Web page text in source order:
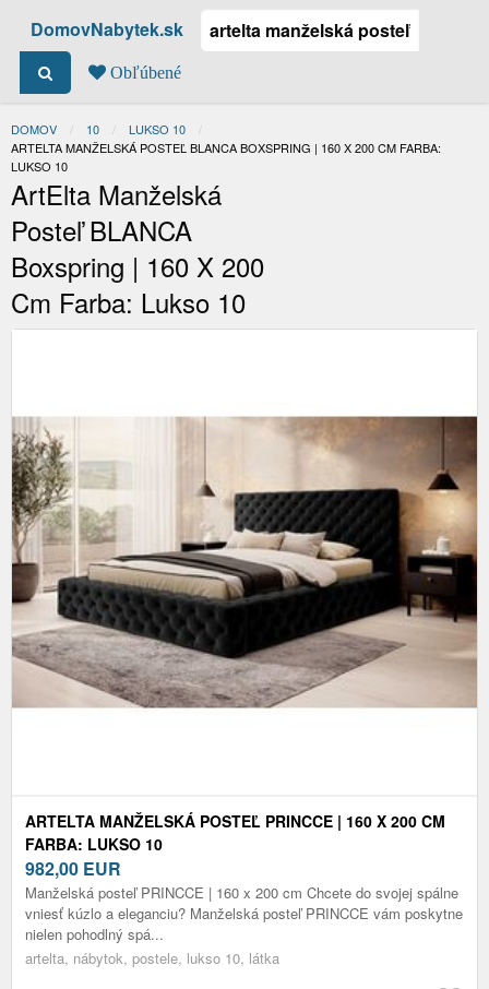
DomovNabytek.sk
Obľúbené
DOMOV 10
LUKSO 10
ACTUAL:
ARTELTA MANŽELSKÁ POSTEĽ BLANCA BOXSPRING | 160 X 200 CM FARBA:
LUKSO 10
ArtElta Manželská
Posteľ BLANCA
Boxspring | 160 X 200
Cm Farba: Lukso 10
ARTELTA MANŽELSKÁ POSTEĽ PRINCCE | 160 X 200 CM
FARBA: LUKSO 10
982,00 EUR
Manželská posteľ PRINCCE | 160 x 200 cm Chcete do svojej spálne
vniesť kúzlo a eleganciu? Manželská posteľ PRINCCE vám poskytne
nielen pohodlný spá...
artelta, nábytok, postele, lukso 10, látka